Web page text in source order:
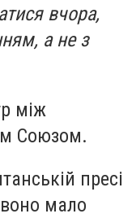
вчора,
а не з
між
Союзом.
пресі
мало